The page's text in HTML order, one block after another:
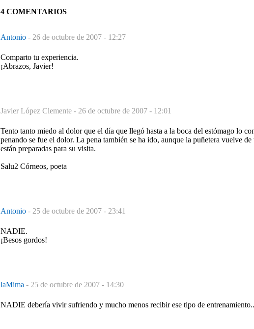
4 COMENTARIOS
Antonio - 26 de octubre de 2007 - 12:27
Comparto tu experiencia.
¡Abrazos, Javier!
Javier López Clemente - 26 de octubre de 2007 - 12:01
Tento tanto miedo al dolor que el día que llegó hasta a la boca del estómago lo
penando se fue el dolor. La pena también se ha ido, aunque la puñetera vuelve
están preparadas para su visita.
Salu2 Córneos, poeta
Antonio - 25 de octubre de 2007 - 23:41
NADIE.
¡Besos gordos!
laMima - 25 de octubre de 2007 - 14:30
NADIE debería vivir sufriendo y mucho menos recibir ese tipo de